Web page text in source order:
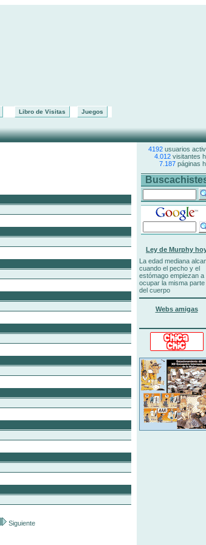
Libro de Visitas Juegos
Siguiente
4192 usuarios
4.012 visitantes
7.187 páginas
Ley de Murphy
La edad mediana
cuando el pecho y el
estómago empiezan a
ocupar la misma parte
del cuerpo
Webs amigas